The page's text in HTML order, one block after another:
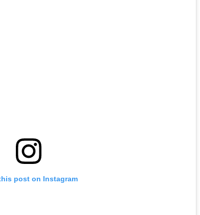
post on Instagram